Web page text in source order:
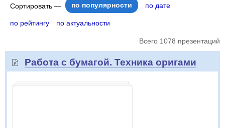
Сортировать — по популярности по дате
по рейтингу по актуальности
Всего 1078 презентаций
Работа с бумагой. Техника оригами